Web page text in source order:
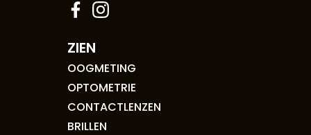
ZIEN
OOGMETING
OPTOMETRIE
CONTACTLENZEN
BRILLEN